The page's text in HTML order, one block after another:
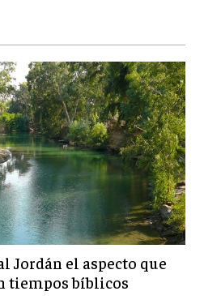
Jordán el aspecto que
tiempos bíblicos